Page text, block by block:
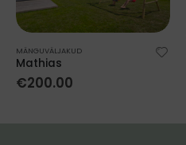
MÄNGUVÄLJAKUD
Mathias
€200.00